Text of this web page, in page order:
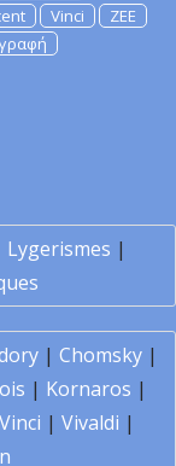
Vinci
ZEE
Lygerismes |
| Chomsky|
| Kornaros |
Vinci | Vivaldi |